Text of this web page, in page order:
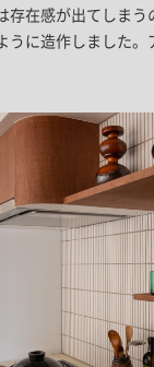
存在感が出てしまう
うに造作しました